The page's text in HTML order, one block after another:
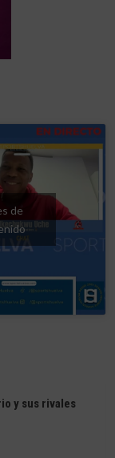
de
y sus rivales